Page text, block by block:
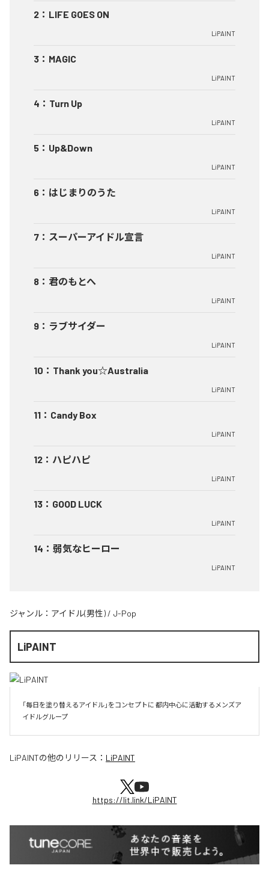
2 ： LIFE GOES ON
LiPAINT
3 ： MAGIC
LiPAINT
4 ： Turn Up
LiPAINT
5 ： Up&Down
LiPAINT
6 ： はじまりのうた
LiPAINT
7 ： スーパーアイドル宣言
LiPAINT
8 ： 君のもとへ
LiPAINT
9 ： ラブサイダー
LiPAINT
10 ： Thank you☆Australia
LiPAINT
11 ： Candy Box
LiPAINT
12 ： ハピハピ
LiPAINT
13 ： GOOD LUCK
LiPAINT
14 ： 弱気なヒーロー
LiPAINT
ジャンル： アイドル(男性) / J-Pop
LiPAINT
「毎日を塗り替えるアイドル」をコンセプトに 都内中心に活動するメンズア
イドルグループ
LiPAINTの他のリリース： LiPAINT
https://lit.link/LiPAINT